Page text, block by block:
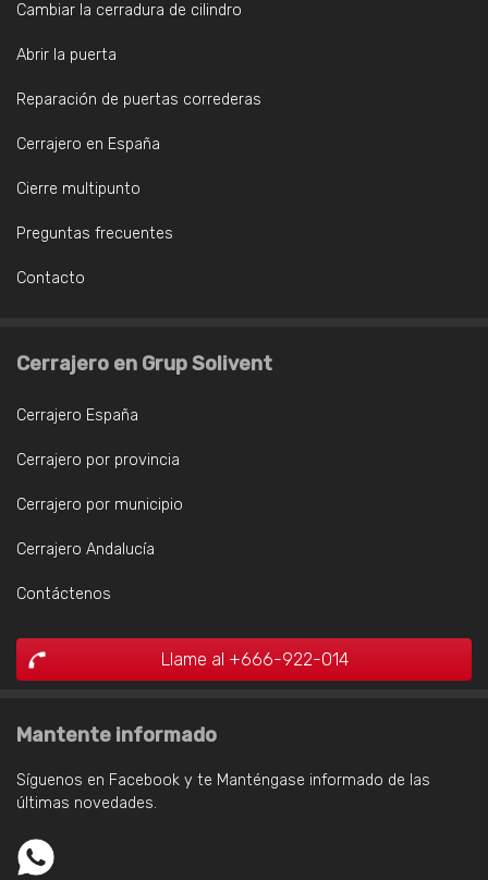
Cambiar la cerradura de cilindro
Abrir la puerta
Reparación de puertas correderas
Cerrajero en España
Cierre multipunto
Preguntas frecuentes
Contacto
Cerrajero en Grup Solivent
Cerrajero España
Cerrajero por provincia
Cerrajero por municipio
Cerrajero Andalucía
Contáctenos
Llame al +666-922-014
Mantente informado
Síguenos en Facebook y te Manténgase informado de las
últimas novedades.